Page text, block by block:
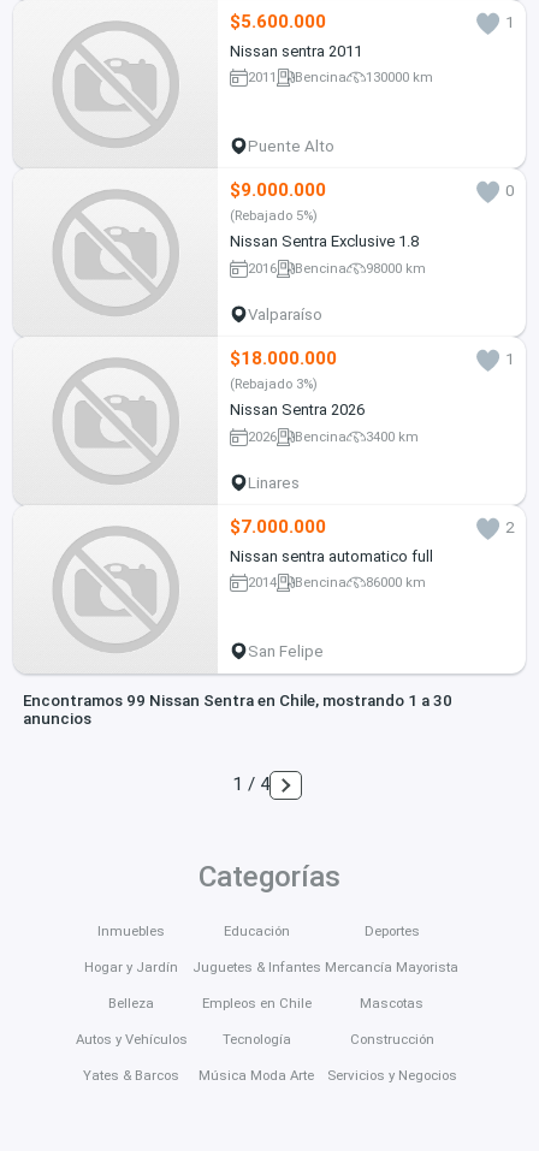
$5.600.000
1
Nissan sentra 2011
2011 Bencina 130000 km
Puente Alto
$9.000.000 0
(Rebajado 5%)
Nissan Sentra Exclusive 1.8
2016 Bencina 98000 km
Valparaíso
$18.000.000 1
(Rebajado 3%)
Nissan Sentra 2026
2026 Bencina 3400 km
Linares
$7.000.000
2
Nissan sentra automatico full
2014 Bencina 86000 km
San Felipe
Encontramos 99 Nissan Sentra en Chile, mostrando 1 a 30
anuncios
1 / 4
Categorías
Inmuebles
Hogar y Jardín
Belleza
Autos y Vehículos
Yates & Barcos
Educación
Juguetes & Infantes
Empleos en Chile
Tecnología
Música Moda Arte
Deportes
Mercancía Mayorista
Mascotas
Construcción
Servicios y Negocios